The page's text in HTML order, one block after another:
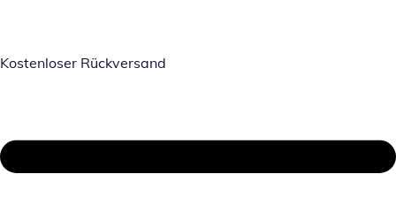
Kostenloser Rückversand